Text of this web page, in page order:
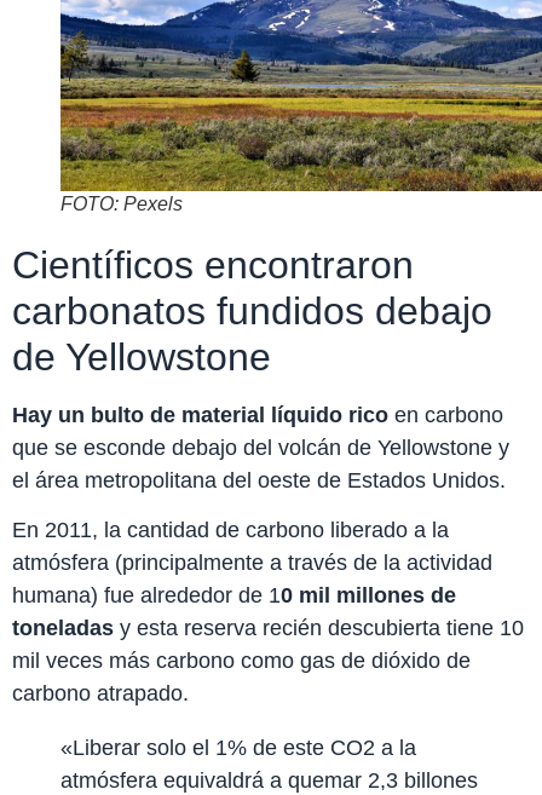
FOTO: Pexels
Científicos encontraron
carbonatos fundidos debajo
de Yellowstone
Hay un bulto de material líquido rico en carbono
que se esconde debajo del volcán de Yellowstone y
el área metropolitana del oeste de Estados Unidos.
En 2011, la cantidad de carbono liberado a la
atmósfera (principalmente a través de la actividad
humana) fue alrededor de 10 mil millones de
toneladas y esta reserva recién descubierta tiene 10
mil veces más carbono como gas de dióxido de
carbono atrapado.
«Liberar solo el 1% de este CO2 a la
atmósfera equivaldrá a quemar 2,3 billones